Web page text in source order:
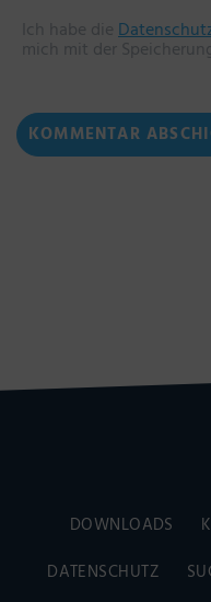
Ich habe die
mich mit der
DOWNLOADS
DATENSCHUTZ